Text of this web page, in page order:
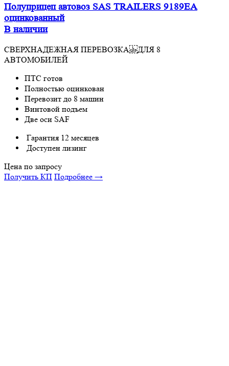
Полуприцеп автовоз SAS TRAILERS 9189EA
оцинкованный
В наличии
СВЕРХНАДЕЖНАЯ ПЕРЕВОЗКА ДЛЯ 8
АВТОМОБИЛЕЙ
ПТС готов
Полностью оцинкован
Перевозит до 8 машин
Винтовой подъем
Две оси SAF
Гарантия 12 месяцев
Доступен лизинг
Цена по запросу
Получить КП Подробнее →